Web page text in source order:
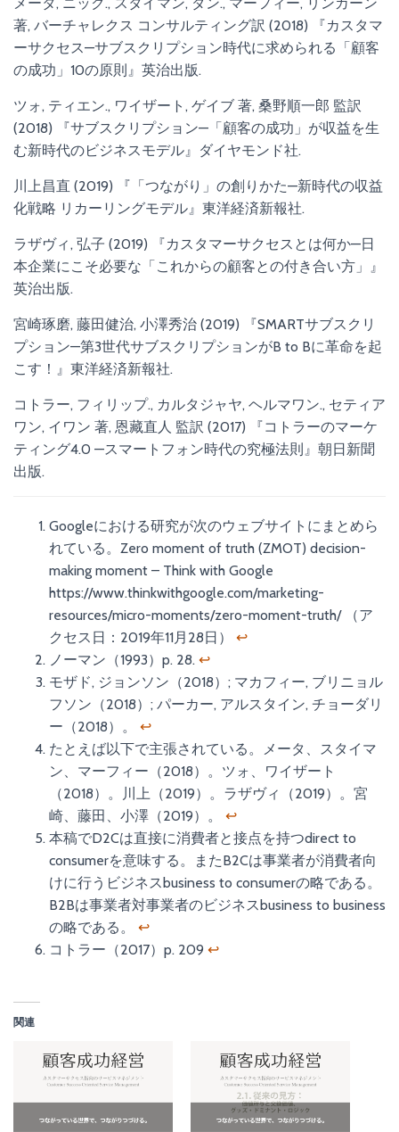
著, バーチャレクス コンサルティング訳 (2018) 『カスタマ
ーサクセス—サブスクリプション時代に求められる「顧客
の成功」10の原則』英治出版.
ツォ, ティエン., ワイザート, ゲイブ 著, 桑野順一郎 監訳
(2018) 『サブスクリプション—「顧客の成功」が収益を生
む新時代のビジネスモデル』ダイヤモンド社.
川上昌直 (2019) 『「つながり」の創りかた—新時代の収益
化戦略 リカーリングモデル』東洋経済新報社.
ラザヴィ, 弘子 (2019) 『カスタマーサクセスとは何か—日
本企業にこそ必要な「これからの顧客との付き合い方」』
英治出版.
宮崎琢磨, 藤田健治, 小澤秀治 (2019) 『SMARTサブスクリ
プション—第3世代サブスクリプションがB to Bに革命を起
こす！』東洋経済新報社.
コトラー, フィリップ., カルタジャヤ, ヘルマワン., セティア
ワン, イワン 著, 恩藏直人 監訳 (2017) 『コトラーのマーケ
ティング4.0 —スマートフォン時代の究極法則』朝日新聞
出版.
Googleにおける研究が次のウェブサイトにまとめら
れている。Zero moment of truth (ZMOT) decision-
making moment – Think with Google
https://www.thinkwithgoogle.com/marketing-
resources/micro-moments/zero-moment-truth/ （ア
クセス日：2019年11月28日） ↩
ノーマン（1993）p. 28. ↩
モザド, ジョンソン（2018）; マカフィー, ブリニョル
フソン（2018）; パーカー, アルスタイン, チョーダリ
ー（2018）。 ↩
たとえば以下で主張されている。メータ、スタイマ
ン、マーフィー（2018）。ツォ、ワイザート
（2018）。川上（2019）。ラザヴィ（2019）。宮
崎、藤田、小澤（2019）。 ↩
本稿でD2Cは直接に消費者と接点を持つdirect to
consumerを意味する。またB2Cは事業者が消費者向
けに行うビジネスbusiness to consumerの略である。
B2Bは事業者対事業者のビジネスbusiness to business
の略である。 ↩
コトラー（2017）p. 209 ↩
関連